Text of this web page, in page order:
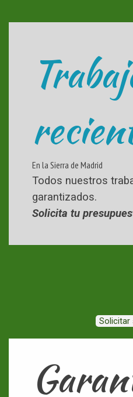
En la Sierra de Madrid
Todos nuestros
garantizados.
Solicita tu
Solicitar